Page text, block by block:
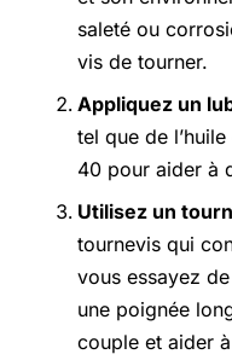
saleté ou
vis de tourner.
Appliquez un
tel que de
40 pour aider à
Utilisez un
tournevis qui
vous essayez
une poignée
couple et aider